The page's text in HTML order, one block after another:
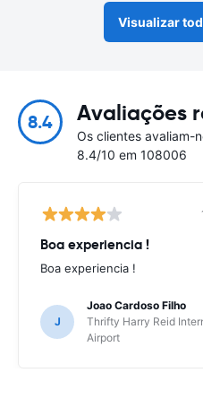
Visualizar
8.4 Avaliações
Os clientes avaliam-
8.4/10 em 108006
Boa experiencia !
Boa experiencia !
J
Joao Cardoso Filho
Thrifty Harry Reid
Airport